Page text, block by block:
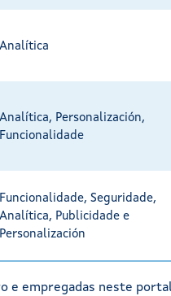
Analítica
Analítica, Personalización,
Funcionalidade
Funcionalidade, Seguridade,
Analítica, Publicidade e
Personalización
e empregadas neste